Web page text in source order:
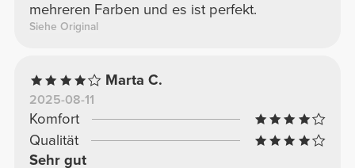
mehreren Farben und es ist perfekt.
Siehe Original
Marta C.
2025-08-11
Komfort
Qualität
Sehr gut